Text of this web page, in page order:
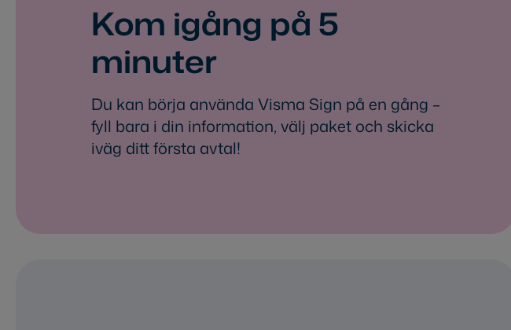
Kom igång på 5
minuter
Du kan börja använda Visma Sign på en gång –
fyll bara i din information, välj paket och skicka
iväg ditt första avtal!